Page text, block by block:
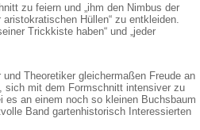
zu feiern und „ihm den Nimbus der
Hüllen“ zu entkleiden.
Trickkiste haben“ und „jeder
Theoretiker gleichermaßen Freude an
sich mit dem Formschnitt intensiver zu
es an einem noch so kleinen Buchsbaum
Band gartenhistorisch Interessierten